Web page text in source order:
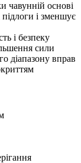
чавунній основі
і зменшує
і безпеку
сили
діапазону вправ